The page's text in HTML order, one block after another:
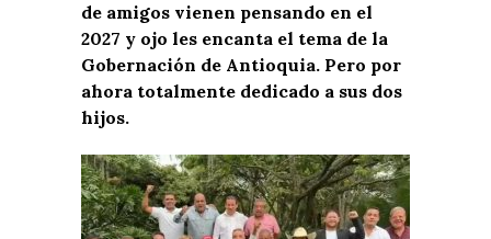
de amigos vienen pensando en el
2027 y ojo les encanta el tema de la
Gobernación de Antioquia. Pero por
ahora totalmente dedicado a sus dos
hijos.